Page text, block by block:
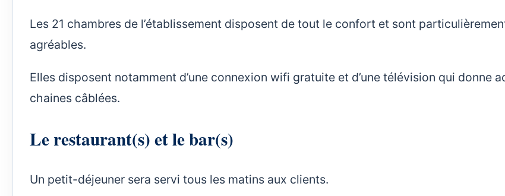
Les 21 chambres de l’établissement disposent de tout le confort et sont
agréables.
Elles disposent notamment d’une connexion wifi gratuite et d’une télévision qui donne
chaines câblées.
Le restaurant(s) et le bar(s)
Un petit-déjeuner sera servi tous les matins aux clients.